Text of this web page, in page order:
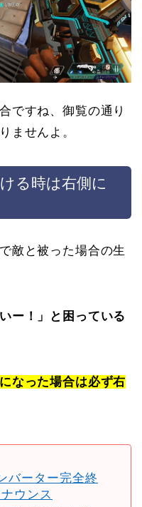
ですね、御覧の通り
ませんよ。
る時は右側に
敵と被った場合の生
ー！」と困っている
なった場合は必ず右
バーター完全終
ウンス